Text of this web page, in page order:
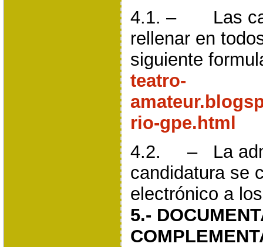
4.1. – Las
rellenar en
siguiente
teatro-
rio-gpe.html
4.2. – La
candidatura se
electrónico a
5.-